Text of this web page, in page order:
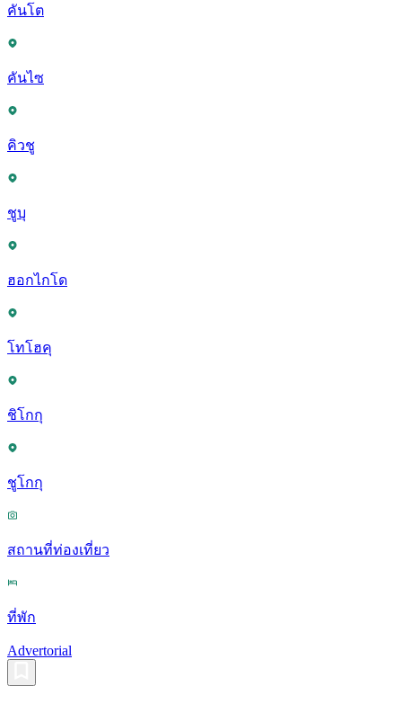
คันโต
คันไซ
คิวชู
ชูบุ
ฮอกไกโด
โทโฮคุ
ชิโกกุ
ชูโกกุ
สถานที่ท่องเที่ยว
ที่พัก
Advertorial